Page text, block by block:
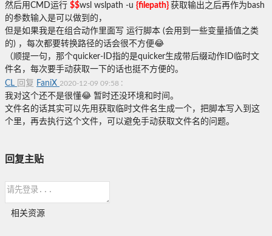
然后用CMD运行 $$wsl wslpath -u {filepath} 获取输出之后再作为bash
的参数输入是可以做到的，
但是如果我是在组合动作里面写 运行脚本 (会用到一些变量插值之类
的) ，每次都要转换路径的话会很不方便😂
（顺提一句，那个quicker-ID指的是quicker生成带后缀动作ID临时文
件名，每次要手动获取一下的话也挺不方便的。
CL 回复 FaniX 2020-12-09 09:58 :
我对这个还不是很懂😂 暂时还没环境和时间。
文件名的话其实可以先用获取临时文件名生成一个，把脚本写入到这
个里，再去执行这个文件，可以避免手动获取文件名的问题。
回复主贴
相关资源